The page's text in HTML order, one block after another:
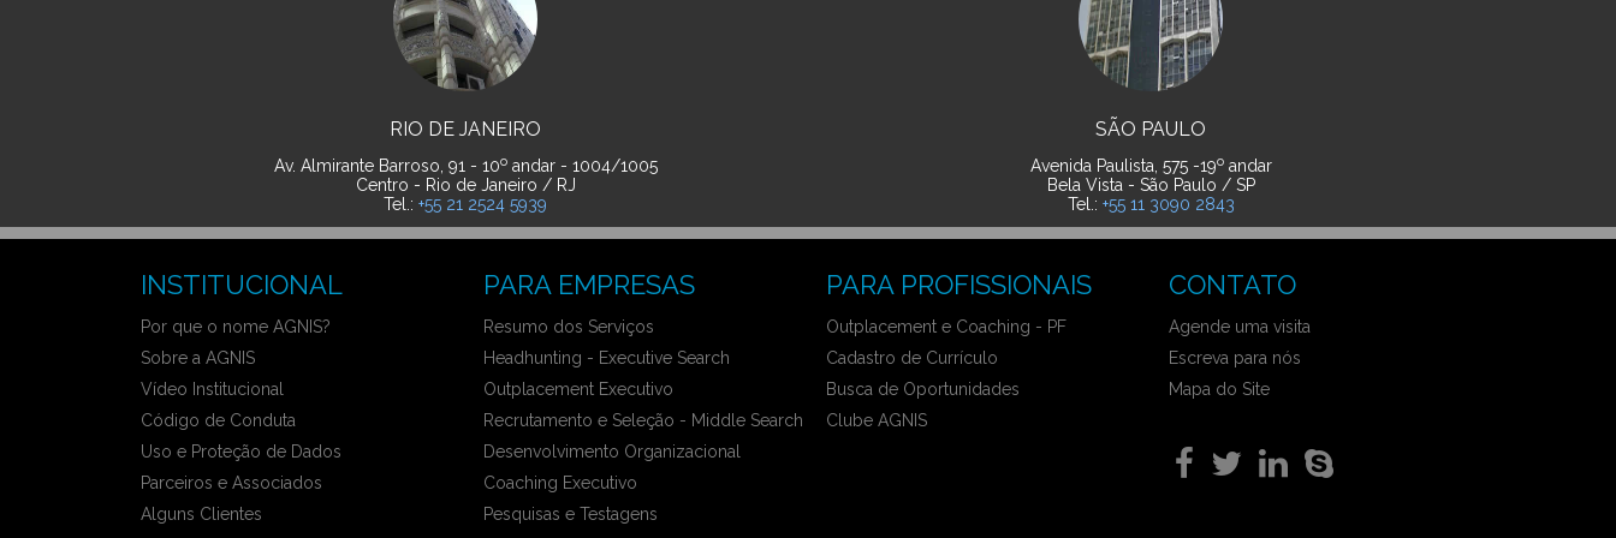
RIO DE JANEIRO
Av. Almirante Barroso, 91 - 10oandar - 1004/1005
Centro - Rio de Janeiro / RJ
Tel.: +55 21 2524 5939
SÃO PAULO
Avenida Paulista, 575 -19oandar
Bela Vista - São Paulo / SP
Tel.: +55 11 3090 2843
INSTITUCIONAL
Por que o nome AGNIS?
Sobre a AGNIS
Vídeo Institucional
Código de Conduta
Uso e Proteção de Dados
Parceiros e Associados
Alguns Clientes
PARA EMPRESAS
Resumo dos Serviços
Headhunting - Executive Search
Outplacement Executivo
Recrutamento e Seleção - Middle Search
Desenvolvimento Organizacional
Coaching Executivo
Pesquisas e Testagens
PARA PROFISSIONAIS
Outplacement e Coaching - PF
Cadastro de Currículo
Busca de Oportunidades
Clube AGNIS
CONTATO
Agende uma visita
Escreva para nós
Mapa do Site